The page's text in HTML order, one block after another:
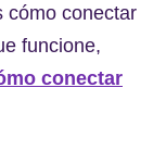
cómo conectar
funcione,
conectar